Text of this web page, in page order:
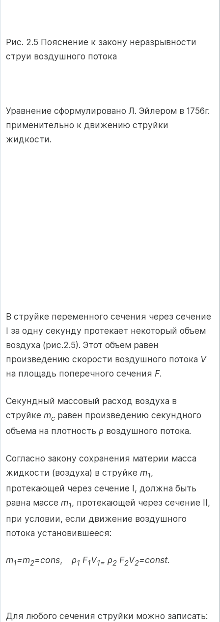
Рис. 2.5 Пояснение к закону неразрывности
струи воздушного потока
Уравнение сформулировано Л. Эйлером в 1756г.
применительно к движению струйки
жидкости.
В струйке переменного сечения через сечение
I за одну секунду протекает некоторый объем
воздуха (рис.2.5). Этот объем равен
произведению скорости воздушного потока V
на площадь поперечного сечения F.
Секундный массовый расход воздуха в
струйке mc равен произведению секундного
объема на плотность ρ воздушного потока.
Согласно закону сохранения материи масса
жидкости (воздуха) в струйке m1,
протекающей через сечение I, должна быть
равна массе m1, протекающей через сечение II,
при условии, если движение воздушного
потока установившееся:
m1=m2=cons, ρ1 F1V1= ρ2 F2V2=const.
Для любого сечения струйки можно записать: